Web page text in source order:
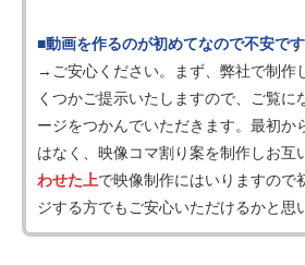
■動画を作るのが初めてなので不安です
→ご安心ください。まず、弊社で制作
くつかご提示いたしますので、ご覧に
ージをつかんでいただきます。最初か
はなく、映像コマ割り案を制作しお互
わせた上で映像制作にはいりますので
ジする方でもご安心いただけるかと思